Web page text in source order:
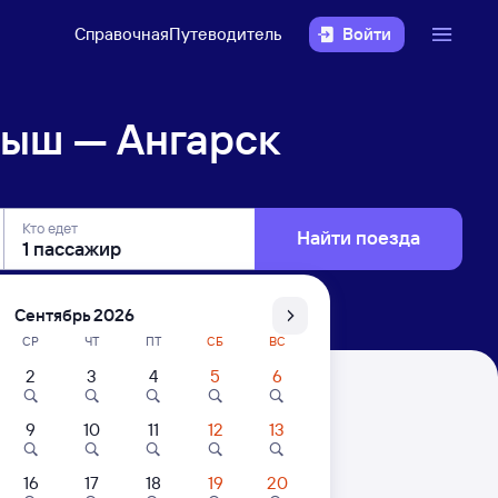
СправочнаяПутеводитель Войти
— Ангарск
Кто едет Найти поезда
Сентябрь 2026
СР ЧТ ПТ СБ ВС
2 3 4 5 6
9 10 11 12 13
16 17 18 19 20